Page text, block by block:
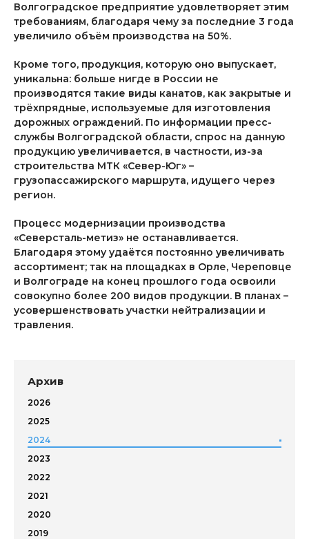
Архив
2026
2025
2024
2023
2022
2021
2020
2019
Волгоградское предприятие удовлетворяет этим
требованиям, благодаря чему за последние 3 года
увеличило объём производства на 50%.
Кроме того, продукция, которую оно выпускает,
уникальна: больше нигде в России не
производятся такие виды канатов, как закрытые и
трёхпрядные, используемые для изготовления
дорожных ограждений. По информации пресс-
службы Волгоградской области, спрос на данную
продукцию увеличивается, в частности, из-за
строительства МТК «Север-Юг» –
грузопассажирского маршрута, идущего через
регион.
Процесс модернизации производства
«Северсталь-метиз» не останавливается.
Благодаря этому удаётся постоянно увеличивать
ассортимент; так на площадках в Орле, Череповце
и Волгограде на конец прошлого года освоили
совокупно более 200 видов продукции. В планах –
усовершенствовать участки нейтрализации и
травления.